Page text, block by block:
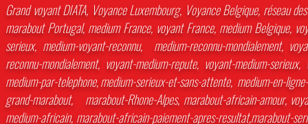
Grand voyant DIATA, Voyance Luxembourg, Voyance Belgique, réseau
marabout Portugal, medium France, voyant France, medium Belgique,
serieux, medium-voyant-reconnu, medium-reconnu-mondialement,
reconnu-mondialement, voyant-medium-repute, voyant-medium-
medium-par-telephone, medium-serieux-et-sans-attente, medium-en-
grand-marabout, marabout-Rhone-Alpes, marabout-africain-amour,
medium-africain, marabout-africain-paiement-apres-resultat,marabout-